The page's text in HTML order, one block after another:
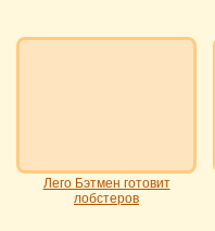
Лего Бэтмен готовит
лобстеров